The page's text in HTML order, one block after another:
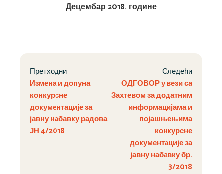
Децембар 2018. године
Претходни
Измена и допуна
конкурсне
документације за
јавну набавку радова
ЈН 4/2018
Следећи
ОДГОВОР у вези са
Захтевом за додатним
информацијама и
појашњењима
конкурсне
документације за
јавну набавку бр.
3/2018